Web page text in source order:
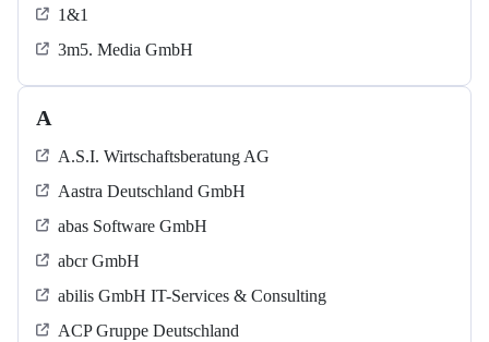
1&1
3m5. Media GmbH
A
A.S.I. Wirtschaftsberatung AG
Aastra Deutschland GmbH
abas Software GmbH
abcr GmbH
abilis GmbH IT-Services & Consulting
ACP Gruppe Deutschland